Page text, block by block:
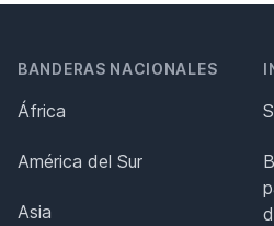
BANDERAS NACIONALES
África
América del Sur
Asia